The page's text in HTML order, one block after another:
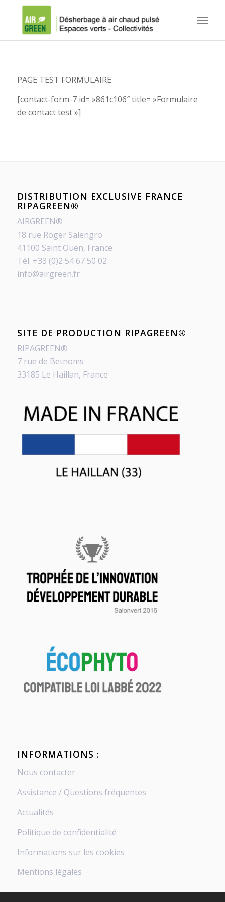
PAGE TEST FORMULAIRE
[contact-form-7 id= »861c106″ title= »Formulaire
de contact test »]
DISTRIBUTION EXCLUSIVE FRANCE
RIPAGREEN®
AIRGREEN®
18 rue Roger Salengro
41100 Saint Ouen, France
Tél. +33 (0)2 54 67 50 02
info@airgreen.fr
SITE DE PRODUCTION RIPAGREEN®
RIPAGREEN®
7 rue de Betnoms
33185 Le Haillan, France
INFORMATIONS :
Nous contacter
Assistance / Questions fréquentes
Actualités
Politique de confidentialité
Informations sur les cookies
Mentions légales